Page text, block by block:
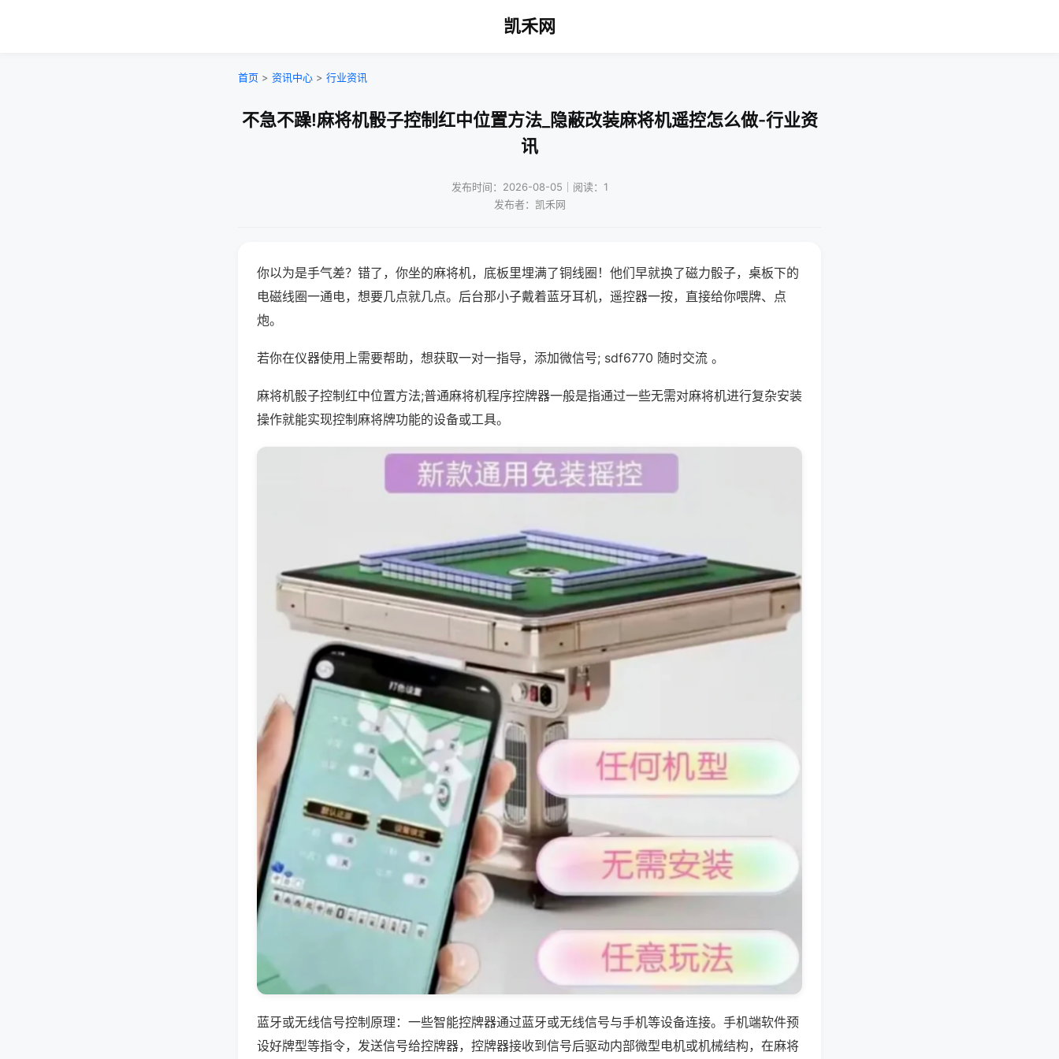
凯禾网
首页 > 资讯中心 > 行业资讯
不急不躁!麻将机骰子控制红中位置方法_隐蔽改装麻将机遥控怎么做-行业资
讯
发布时间：2026-08-05｜阅读：1
发布者：凯禾网
你以为是手气差？错了，你坐的麻将机，底板里埋满了铜线圈！他们早就换了磁力骰子，桌板下的
电磁线圈一通电，想要几点就几点。后台那小子戴着蓝牙耳机，遥控器一按，直接给你喂牌、点
炮。
若你在仪器使用上需要帮助，想获取一对一指导，添加微信号; sdf6770 随时交流 。
麻将机骰子控制红中位置方法;普通麻将机程序控牌器一般是指通过一些无需对麻将机进行复杂安装
操作就能实现控制麻将牌功能的设备或工具。
蓝牙或无线信号控制原理：一些智能控牌器通过蓝牙或无线信号与手机等设备连接。手机端软件预
设好牌型等指令，发送信号给控牌器，控牌器接收到信号后驱动内部微型电机或机械结构，在麻将